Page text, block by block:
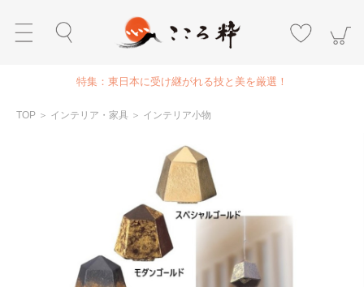
特集：東日本に受け継がれる技と美を厳選！
TOP ＞ インテリア・家具 ＞ インテリア小物